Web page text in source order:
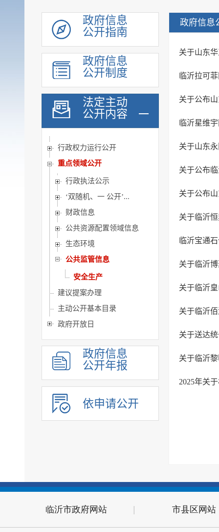
政府信息
公开指南
政府信息
公开制度
法定主动
公开内容
机构职能
履职依据
会议公开
统计信息
行政权力运行公开
重点领域公开
行政执法公示
‘双随机、一 公开’...
财政信息
公共资源配置领域信息
生态环境
公共监管信息
安全生产
建议提案办理
主动公开基本目录
政府开放日
政府信息
公开年报
依申请公开
政府信息
关于山东
临沂拉可
关于公布
临沂星维
关于山东
关于公布
关于公布
关于临沂
临沂宝通
关于临沂
关于临沂
关于临沂
关于送达
关于临沂
2025年关